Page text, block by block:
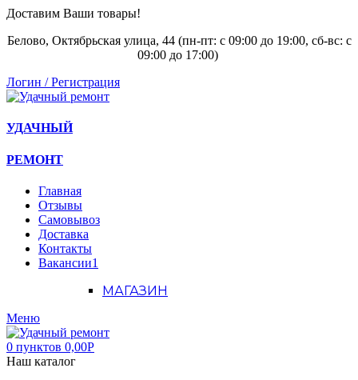
Доставим Ваши товары!
Белово, Октябрьская улица, 44 (пн-пт: с 09:00 до 19:00, сб-вс: с
09:00 до 17:00)
Логин / Регистрация
УДАЧНЫЙ
РЕМОНТ
Главная
Отзывы
Самовывоз
Доставка
Контакты
Вакансии1
МАГАЗИН
Меню
0 пунктов 0,00Р
Наш каталог